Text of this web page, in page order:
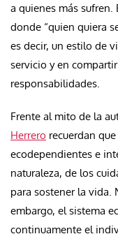
a quienes más
donde “quien quiera
es decir, un estilo de
servicio y en
responsabilidades.
Frente al mito de la
Herrero recuerdan
ecodependientes e
naturaleza, de los
para sostener la vida.
embargo, el sistema
continuamente el